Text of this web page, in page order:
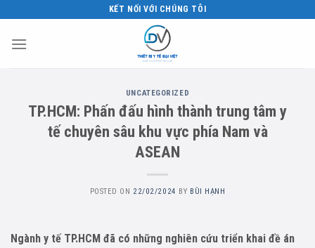
content
KẾT NỐI VỚI CHÚNG TÔI
UNCATEGORIZED
TP.HCM: Phấn đấu hình thành trung tâm y
tế chuyên sâu khu vực phía Nam và
ASEAN
POSTED ON 22/02/2024 BY BÙI HẠNH
Ngành y tế TP.HCM đã có những nghiên cứu triển khai đề án